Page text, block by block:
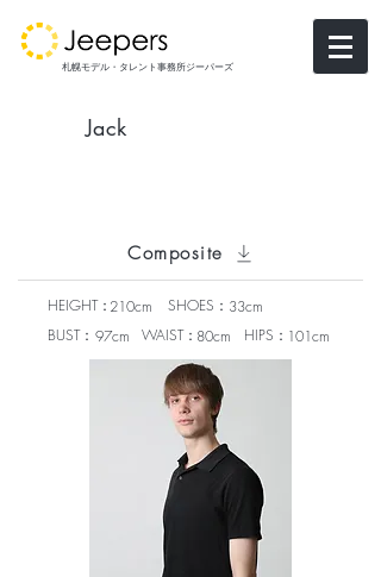
札幌モデル・タレント事務所ジーパーズ
Jack
Composite
HEIGHT：210cm SHOES： 33cm
BUST： 97cm WAIST： 80cm HIPS： 101cm